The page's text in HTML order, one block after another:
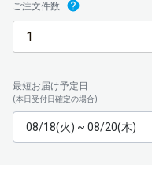
ご注文件数
最短お届け予定日
(本日受付日確定の場合)
08/18(火) ~ 08/20(木)